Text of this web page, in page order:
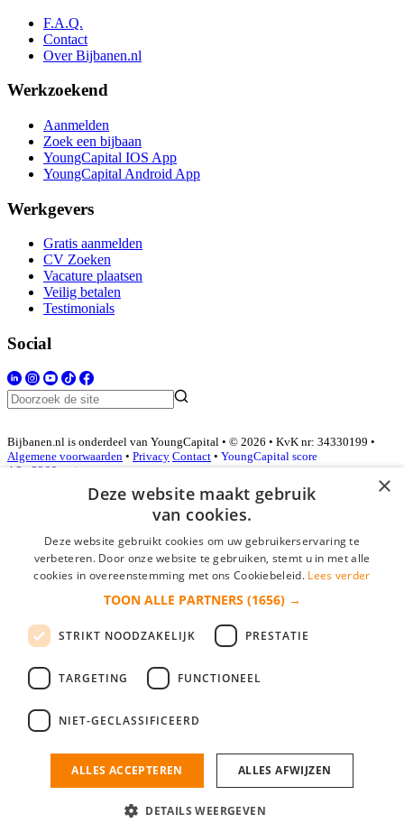
F.A.Q.
Contact
Over Bijbanen.nl
Werkzoekend
Aanmelden
Zoek een bijbaan
YoungCapital IOS App
YoungCapital Android App
Werkgevers
Gratis aanmelden
CV Zoeken
Vacature plaatsen
Veilig betalen
Testimonials
Social
Bijbanen.nl is onderdeel van YoungCapital • © 2026 • KvK nr: 34330199 •
Algemene voorwaarden • Privacy Contact • YoungCapital score
4.3 - 3366 reviews
Inloggen als bedrijf
*
login gegevens onthouden
login
Bedrijf aanmelden
nieuwe collega/werknemer zo gevonden!
×
Deze website maakt gebruik
van cookies.
Deze website gebruikt cookies om uw gebruikerservaring te
verbeteren. Door onze website te gebruiken, stemt u in met alle
cookies in overeenstemming met ons Cookiebeleid. Lees verder
TOON ALLE PARTNERS (1656) →
STRIKT NOODZAKELIJK PRESTATIE
TARGETING FUNCTIONEEL
NIET-GECLASSIFICEERD
ALLES ACCEPTEREN ALLES AFWIJZEN
DETAILS WEERGEVEN